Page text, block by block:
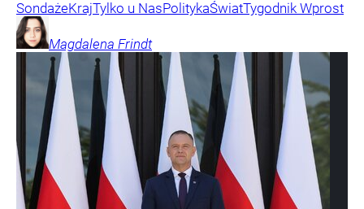
SondażeKrajTylko u NasPolitykaŚwiatTygodnik Wprost
Magdalena Frindt